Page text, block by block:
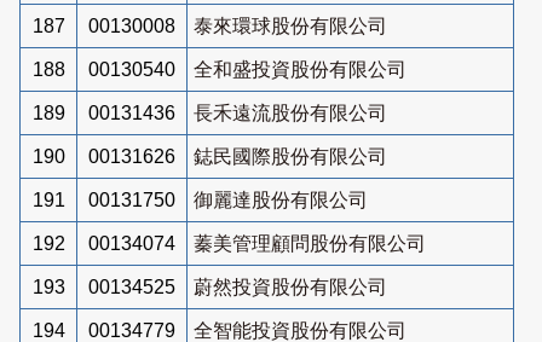
187 00130008 泰來環球股份有限公司
188 00130540 全和盛投資股份有限公司
189 00131436 長禾遠流股份有限公司
190 00131626 鋕民國際股份有限公司
191 00131750 御麗達股份有限公司
192 00134074 蓁美管理顧問股份有限公司
193 00134525 蔚然投資股份有限公司
194 00134779 全智能投資股份有限公司